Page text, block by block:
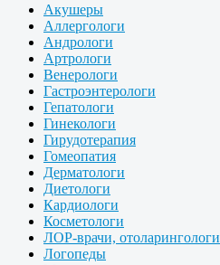
Акушеры
Аллергологи
Андрологи
Артрологи
Венерологи
Гастроэнтерологи
Гепатологи
Гинекологи
Гирудотерапия
Гомеопатия
Дерматологи
Диетологи
Кардиологи
Косметологи
ЛОР-врачи, отоларингологи
Логопеды